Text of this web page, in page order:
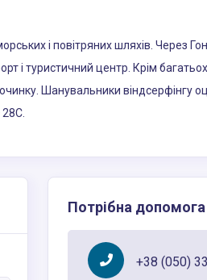
і повітряних шляхів. Через
і туристичний центр. Крім
Шанувальники віндсерфінгу
Потрібна
+38 (050)